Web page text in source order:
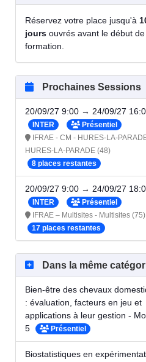
Réservez votre place jusqu'à
joursouvrés avant le début de
formation.
Prochaines Sessions
20/09/27 9:00 → 24/09/27
INTER
Présentiel
IFRAE - CM - HURES-LA-
HURES-LA-PARADE (48)
8 places restantes
20/09/27 9:00 → 24/09/27
INTER
Présentiel
IFRAE – Multisites - Multisites (75)
17 places restantes
Dans la même
Bien-être des chevaux
: évaluation, facteurs en jeu et
applications à leur gestion -
5
Présentiel
Biostatistiques en